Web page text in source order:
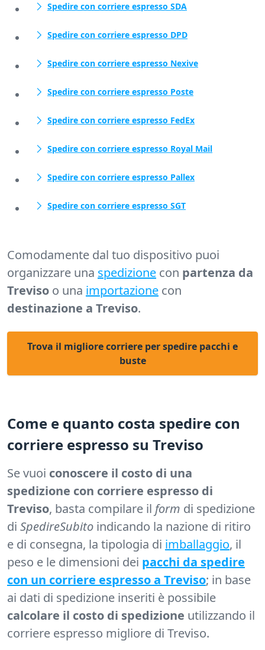
Spedire con corriere espresso SDA
Spedire con corriere espresso DPD
Spedire con corriere espresso Nexive
Spedire con corriere espresso Poste
Spedire con corriere espresso FedEx
Spedire con corriere espresso Royal Mail
Spedire con corriere espresso Pallex
Spedire con corriere espresso SGT
Comodamente dal tuo dispositivo puoi
organizzare una spedizione con partenza da
Treviso o una importazione con
destinazione a Treviso.
Trova il migliore corriere per spedire pacchi e
buste
Come e quanto costa spedire con
corriere espresso su Treviso
Se vuoi conoscere il costo di una
spedizione con corriere espresso di
Treviso, basta compilare il form di spedizione
di SpedireSubito indicando la nazione di ritiro
e di consegna, la tipologia di imballaggio, il
peso e le dimensioni dei pacchi da spedire
con un corriere espresso a Treviso; in base
ai dati di spedizione inseriti è possibile
calcolare il costo di spedizione utilizzando il
corriere espresso migliore di Treviso.